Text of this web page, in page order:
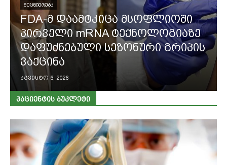
ᲛᲔᲪᲜᲘᲔᲠᲔᲑᲐ
FDA-მ დაამტკიცა მსოფლიოში
პირველი mRNA ტექნოლოგიაზე
დაფუძნებული სეზონური გრიპის
ვაქცინა
აგვისტო 6, 2026
ᲞᲐᲪᲘᲔᲜᲢᲘᲡ ᲑᲣᲙᲚᲔᲢᲘ